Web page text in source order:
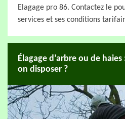
Elagage pro 86. Contactez le
services et ses conditions
Élagage d’arbre ou de
on disposer ?